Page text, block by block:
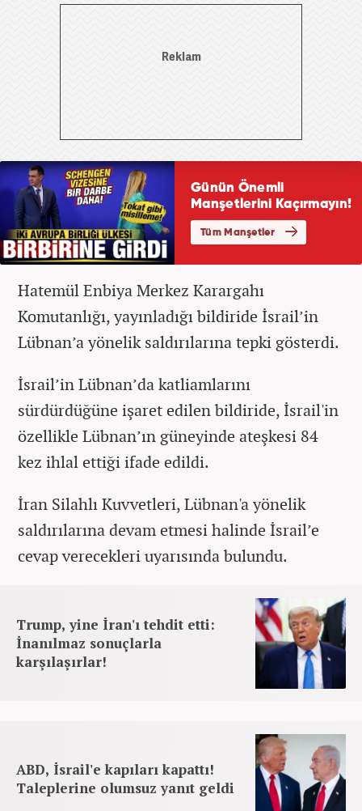
Hatemül Enbiya Merkez Karargahı
Komutanlığı, yayınladığı bildiride İsrail’in
Lübnan’a yönelik saldırılarına tepki gösterdi.
İsrail’in Lübnan’da katliamlarını
sürdürdüğüne işaret edilen bildiride, İsrail'in
özellikle Lübnan’ın güneyinde ateşkesi 84
kez ihlal ettiği ifade edildi.
İran Silahlı Kuvvetleri, Lübnan'a yönelik
saldırılarına devam etmesi halinde İsrail’e
cevap verecekleri uyarısında bulundu.
Trump, yine İran'ı tehdit etti:
İnanılmaz sonuçlarla
karşılaşırlar!
ABD, İsrail'e kapıları kapattı!
Taleplerine olumsuz yanıt geldi